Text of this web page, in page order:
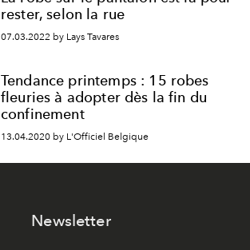
rester, selon la rue
07.03.2022 by Lays Tavares
Tendance printemps : 15 robes
fleuries à adopter dès la fin du
confinement
13.04.2020 by L'Officiel Belgique
Newsletter